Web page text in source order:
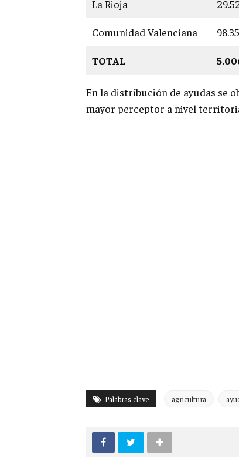
La Rioja
Comunidad Valenciana
TOTAL
En la distribución de ayudas se
mayor perceptor a nivel
Palabras clave agricultura